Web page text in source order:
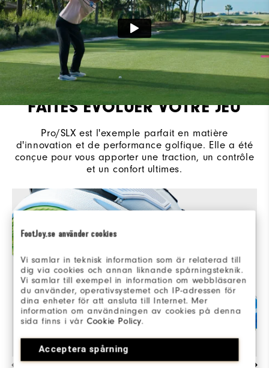
FootJoy.se använder cookies
Vi samlar in teknisk information som är relaterad till
dig via cookies och annan liknande spårningsteknik.
Vi samlar till exempel in information om webbläsaren
du använder, operativsystemet och IP-adressen för
dina enheter för att ansluta till Internet. Mer
information om användningen av cookies på denna
sida finns i vårCookie Policy.
Acceptera spårning
FAITES ÉVOLUER VOTRE JEU
Pro/SLX est l'exemple parfait en matière
d'innovation et de performance golfique. Elle a été
conçue pour vous apporter une traction, un contrôle
et un confort ultimes.